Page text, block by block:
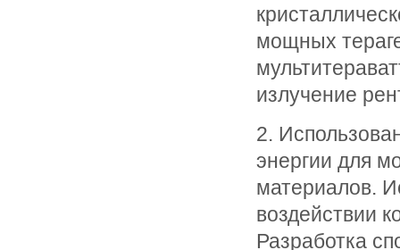
мощных
излучение
2.
энергии для
материалов.
воздействии
Разработка